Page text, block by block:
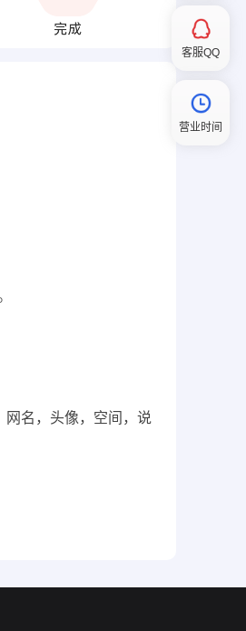
网名，头像，空间，说
客服QQ
营业时间